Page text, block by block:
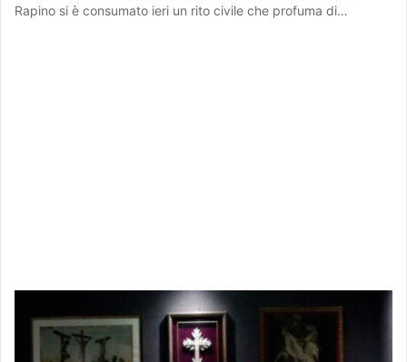
Rapino si è consumato ieri un rito civile che profuma di…